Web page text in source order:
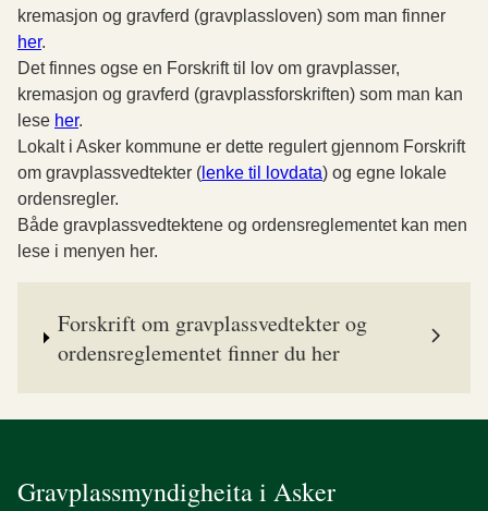
kremasjon og gravferd (gravplassloven) som man finner
her.
Det finnes ogse en Forskrift til lov om gravplasser,
kremasjon og gravferd (gravplassforskriften) som man kan
lese her.
Lokalt i Asker kommune er dette regulert gjennom Forskrift
om gravplassvedtekter ( lenke til lovdata) og egne lokale
ordensregler.
Både gravplassvedtektene og ordensreglementet kan men
lese i menyen her.
Forskrift om gravplassvedtekter og
ordensreglementet finner du her
Gravplassmyndigheita i Asker